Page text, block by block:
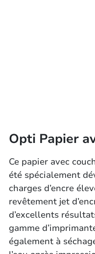
Opti Papier
Ce papier avec
été spécialement
charges d’encre
revêtement jet
d’excellents
gamme
également à